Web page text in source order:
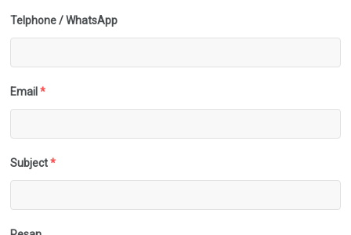
Telphone / WhatsApp
Email *
Subject *